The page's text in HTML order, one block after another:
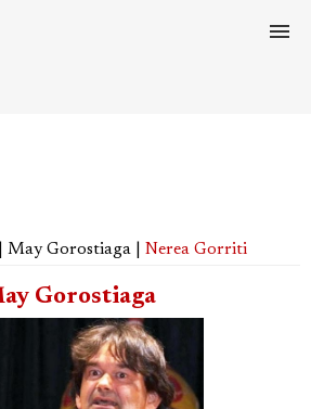
Gorostiaga | Nerea Gorriti
Gorostiaga